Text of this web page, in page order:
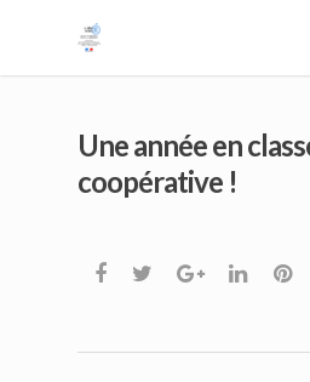
Une année en
coopérative !